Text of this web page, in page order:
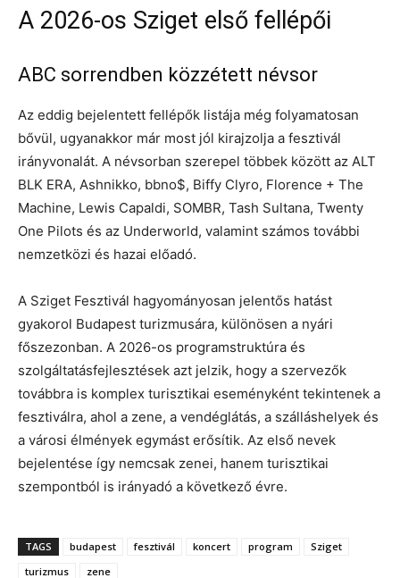
A 2026-os Sziget első fellépői
ABC sorrendben közzétett névsor
Az eddig bejelentett fellépők listája még folyamatosan
bővül, ugyanakkor már most jól kirajzolja a fesztivál
irányvonalát. A névsorban szerepel többek között az ALT
BLK ERA, Ashnikko, bbno$, Biffy Clyro, Florence + The
Machine, Lewis Capaldi, SOMBR, Tash Sultana, Twenty
One Pilots és az Underworld, valamint számos további
nemzetközi és hazai előadó.
A Sziget Fesztivál hagyományosan jelentős hatást
gyakorol Budapest turizmusára, különösen a nyári
főszezonban. A 2026-os programstruktúra és
szolgáltatásfejlesztések azt jelzik, hogy a szervezők
továbbra is komplex turisztikai eseményként tekintenek a
fesztiválra, ahol a zene, a vendéglátás, a szálláshelyek és
a városi élmények egymást erősítik. Az első nevek
bejelentése így nemcsak zenei, hanem turisztikai
szempontból is irányadó a következő évre.
TAGS budapest fesztivál koncert program
Sziget
turizmus
zene